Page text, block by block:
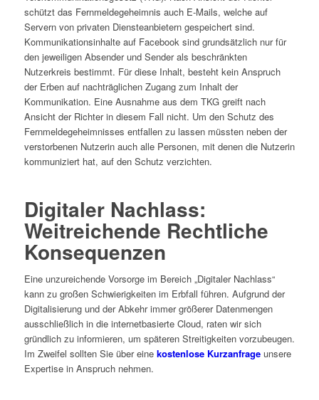
schützt das Fernmeldegeheimnis auch E-Mails, welche auf
Servern von privaten Diensteanbietern gespeichert sind.
Kommunikationsinhalte auf Facebook sind grundsätzlich nur für
den jeweiligen Absender und Sender als beschränkten
Nutzerkreis bestimmt. Für diese Inhalt, besteht kein Anspruch
der Erben auf nachträglichen Zugang zum Inhalt der
Kommunikation. Eine Ausnahme aus dem TKG greift nach
Ansicht der Richter in diesem Fall nicht. Um den Schutz des
Fernmeldegeheimnisses entfallen zu lassen müssten neben der
verstorbenen Nutzerin auch alle Personen, mit denen die Nutzerin
kommuniziert hat, auf den Schutz verzichten.
Digitaler Nachlass:
Weitreichende Rechtliche
Konsequenzen
Eine unzureichende Vorsorge im Bereich „Digitaler Nachlass“
kann zu großen Schwierigkeiten im Erbfall führen. Aufgrund der
Digitalisierung und der Abkehr immer größerer Datenmengen
ausschließlich in die internetbasierte Cloud, raten wir sich
gründlich zu informieren, um späteren Streitigkeiten vorzubeugen.
Im Zweifel sollten Sie über eine kostenlose Kurzanfrageunsere
Expertise in Anspruch nehmen.